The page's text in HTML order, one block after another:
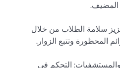
المضيف.
سلامة الطلاب من خلال
المحظورة وتتبع الزوار.
التحكم في